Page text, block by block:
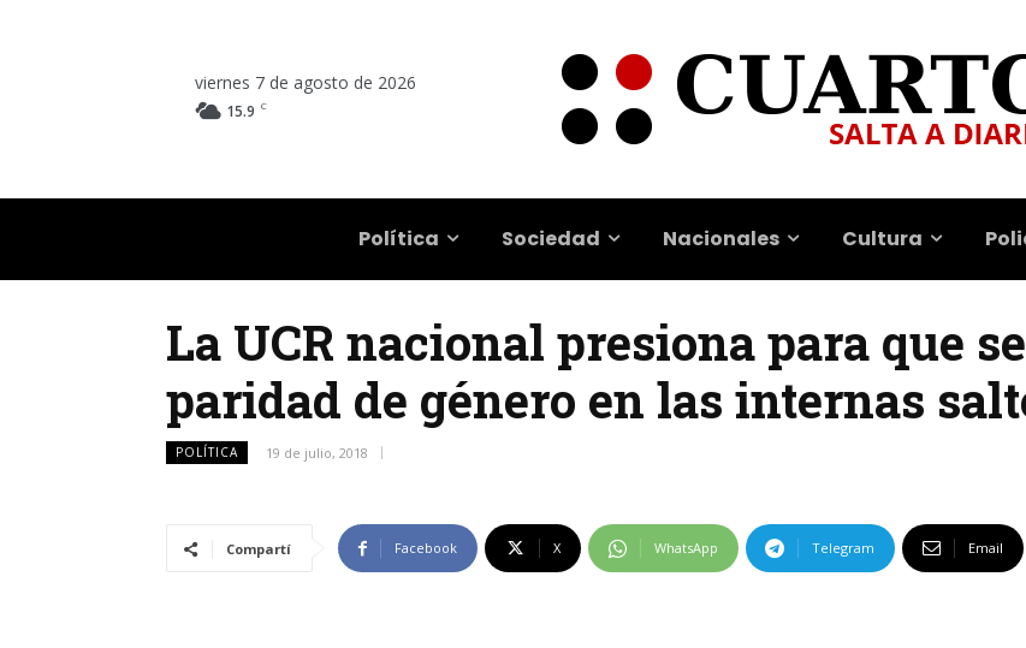
viernes 7 de agosto de 2026
15.9 C
Política Sociedad Nacionales Cultura
La UCR nacional presiona para que
paridad de género en las internas
POLÍTICA 19 de julio, 2018
Compartí Facebook X WhatsApp Telegram Email